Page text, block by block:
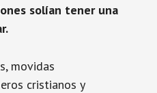
solían tener una
movidas
cristianos y